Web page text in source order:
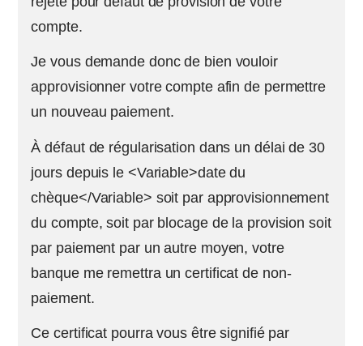
compte.
Je vous demande donc de bien vouloir
approvisionner votre compte afin de permettre
un nouveau paiement.
À défaut de régularisation dans un délai de 30
jours depuis le <Variable>date du
chèque</Variable> soit par approvisionnement
du compte, soit par blocage de la provision soit
par paiement par un autre moyen, votre
banque me remettra un certificat de non-
paiement.
Ce certificat pourra vous être signifié par